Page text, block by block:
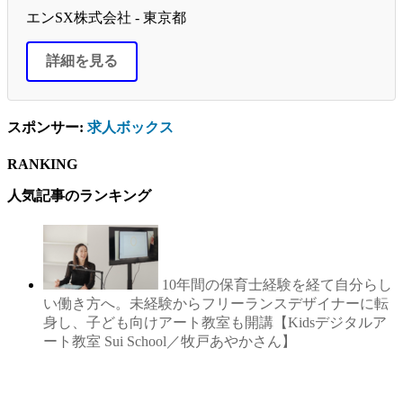
エンSX株式会社 - 東京都
詳細を見る
スポンサー: 求人ボックス
RANKING
人気記事のランキング
10年間の保育士経験を経て自分らし
い働き方へ。未経験からフリーランスデザイナーに転
身し、子ども向けアート教室も開講【Kidsデジタルア
ート教室 Sui School／牧戸あやかさん】